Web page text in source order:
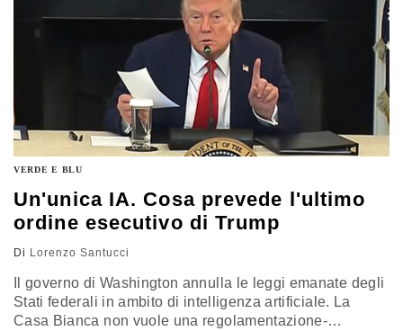
VERDE E BLU
Un'unica IA. Cosa prevede l'ultimo
ordine esecutivo di Trump
Di Lorenzo Santucci
Il governo di Washington annulla le leggi emanate degli
Stati federali in ambito di intelligenza artificiale. La
Casa Bianca non vuole una regolamentazione-